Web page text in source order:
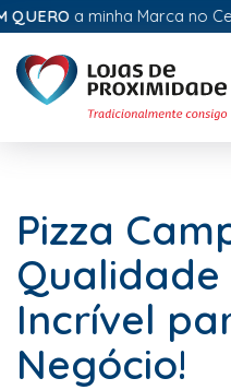
a minha Marca no
Pizza
Qualidade
Incrível
Negócio!